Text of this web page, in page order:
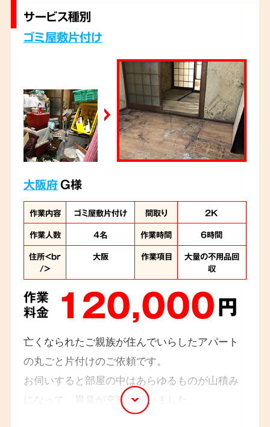
し、水回りのクリーニングまでを対応させてい
ただきました。
サービス種別
ゴミ屋敷片付け
大阪府G様
作業内容 ゴミ屋敷片付け 間取り
2K
作業人数
4名 作業時間
6時間
住所<br
/>
大阪 作業項目
大量の不用品回
収
作業
料金
120,000円
亡くなられたご親族が住んでいらしたアパート
の丸ごと片付けのご依頼です。
お伺いすると部屋の中はあらゆるものが山積み
になって、異臭が充満していました。
冷蔵庫を確認すると、電源が入っておらず中で